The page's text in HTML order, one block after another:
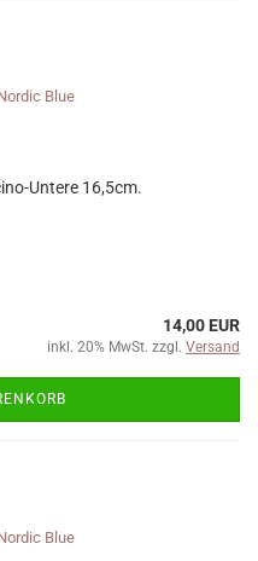
Untere 16,5cm.
14,00 EUR
inkl. 20% MwSt. zzgl. Versand